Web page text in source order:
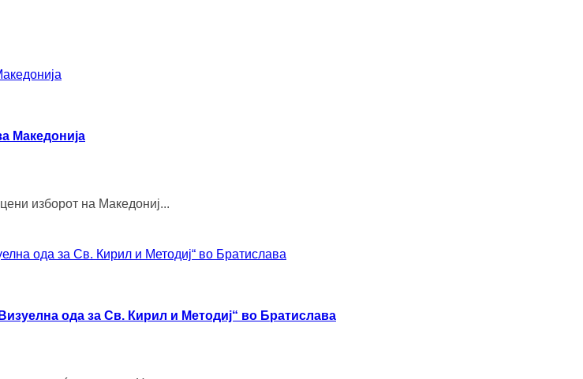
Македонија
изборот на Македониј...
ода за Св. Кирил и Методиј“ во Братислава